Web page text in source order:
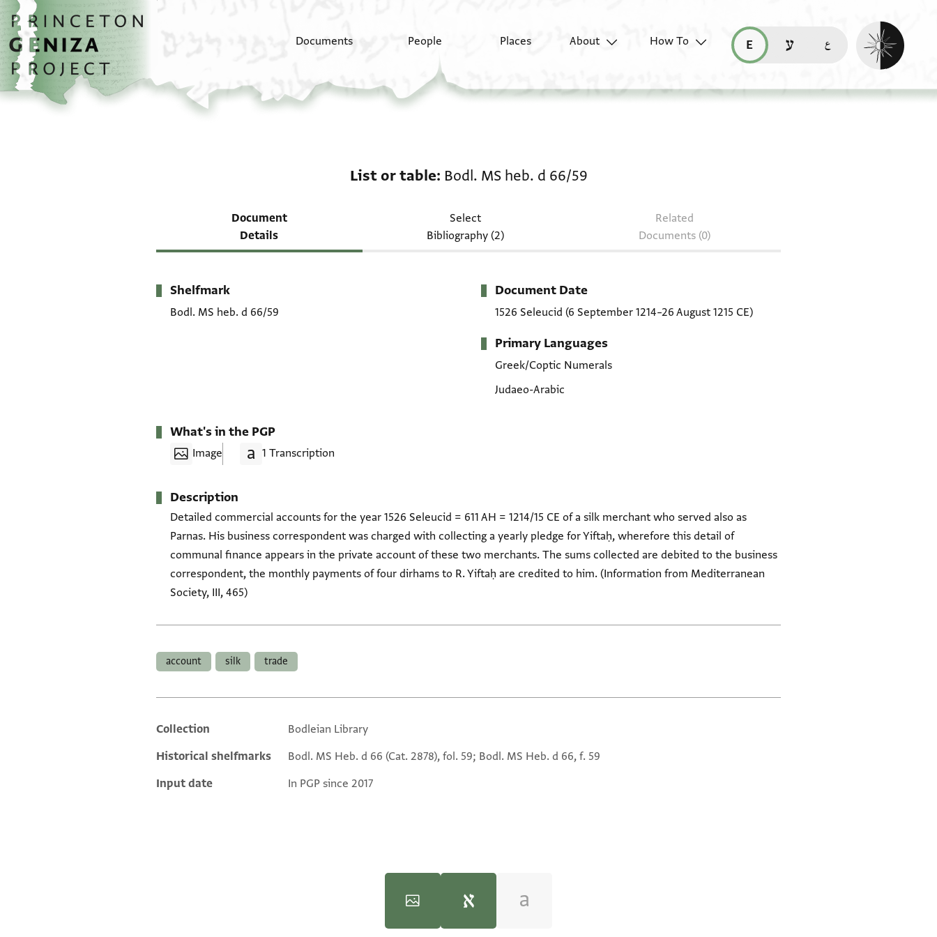
Skip to main content
home
Documents People Places About
How To
read this page in English (en)
קריאת העמוד ב-עברית (he)
Enable dark
List or table Bodl. MS heb. d 66/59
Document
Details
Select
Bibliography (2)
Related
Documents (0)
Metadata
Shelfmark
Bodl. MS heb. d 66/59
Document Date
1526 Seleucid (6 September 1214–26 August 1215 CE)
Primary Languages
Greek/Coptic Numerals
Judaeo-Arabic
What's in the PGP
Image 1 Transcription
Description
Detailed commercial accounts for the year 1526 Seleucid = 611 AH = 1214/15 CE of a silk merchant who served also as
Parnas. His business correspondent was charged with collecting a yearly pledge for Yiftaḥ, wherefore this detail of
communal finance appears in the private account of these two merchants. The sums collected are debited to the business
correspondent, the monthly payments of four dirhams to R. Yiftaḥ are credited to him. (Information from Mediterranean
Society, III, 465)
account silk trade
Additional metadata
Collection
Bodleian Library
Historical shelfmarks
Bodl. MS Heb. d 66 (Cat. 2878), fol. 59; Bodl. MS Heb. d 66, f. 59
Input date
In PGP since 2017